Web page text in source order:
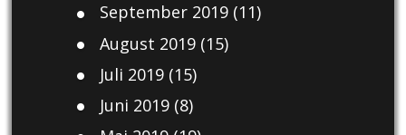
September 2019(11)
August 2019(15)
Juli 2019(15)
Juni 2019(8)